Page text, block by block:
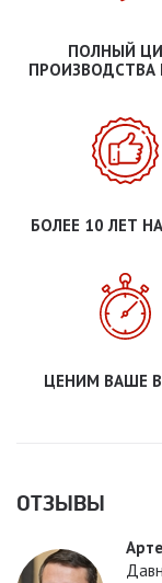
ПОЛНЫЙ
ПРОИЗВОДСТВА
БОЛЕЕ 10 ЛЕТ
ЦЕНИМ ВАШЕ
ОТЗЫВЫ